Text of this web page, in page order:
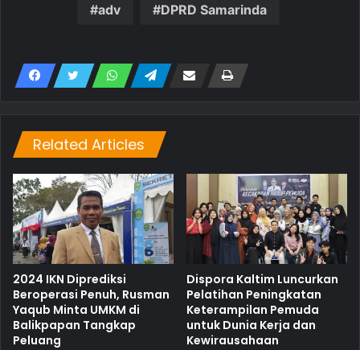
adv DPRD Samarinda
Related Articles
2024 IKN Diprediksi
Beroperasi Penuh, Rusman
Yaqub Minta UMKM di
Balikpapan Tangkap
Peluang
Dispora Kaltim Luncurkan
Pelatihan Peningkatan
Keterampilan Pemuda
untuk Dunia Kerja dan
Kewirausahaan